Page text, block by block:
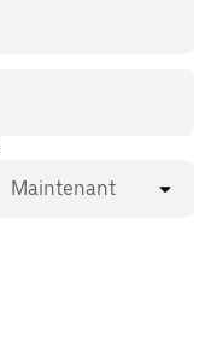
Maintenant